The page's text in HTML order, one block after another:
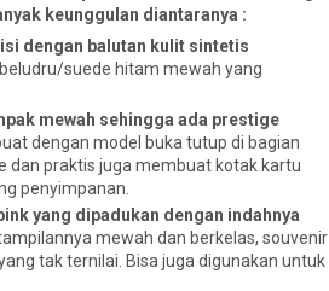
keunggulan diantaranya :
dengan balutan kulit sintetis
suede hitam mewah yang
mewah sehingga ada prestige
dengan model buka tutup di bagian
dan praktis juga membuat kotak kartu
penyimpanan.
yang dipadukan dengan indahnya
tampilannya mewah dan berkelas, souvenir
tak ternilai. Bisa juga digunakan untuk